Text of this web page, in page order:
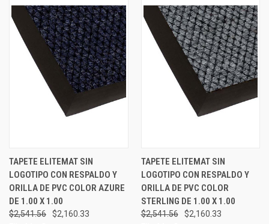
TAPETE ELITEMAT SIN
LOGOTIPO CON RESPALDO Y
ORILLA DE PVC COLOR AZURE
DE 1.00 X 1.00
$2,541.56
$2,160.33
TAPETE ELITEMAT SIN
LOGOTIPO CON RESPALDO Y
ORILLA DE PVC COLOR
STERLING DE 1.00 X 1.00
$2,541.56
$2,160.33